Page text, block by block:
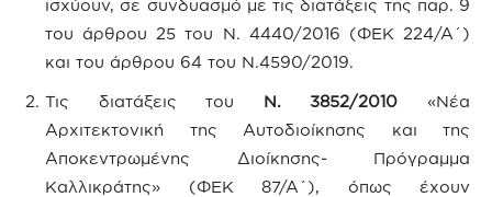
ισχύουν, σε συνδυασμό με τις διατάξεις της παρ. 9
του άρθρου 25 του Ν. 4440/2016 (ΦΕΚ 224/Α΄)
και του άρθρου 64 του Ν.4590/2019.
Τις διατάξεις του Ν. 3852/2010 «Νέα
Αρχιτεκτονική της Αυτοδιοίκησης και της
Αποκεντρωμένης Διοίκησης- Πρόγραμμα
Καλλικράτης» (ΦΕΚ 87/Α΄), όπως έχουν